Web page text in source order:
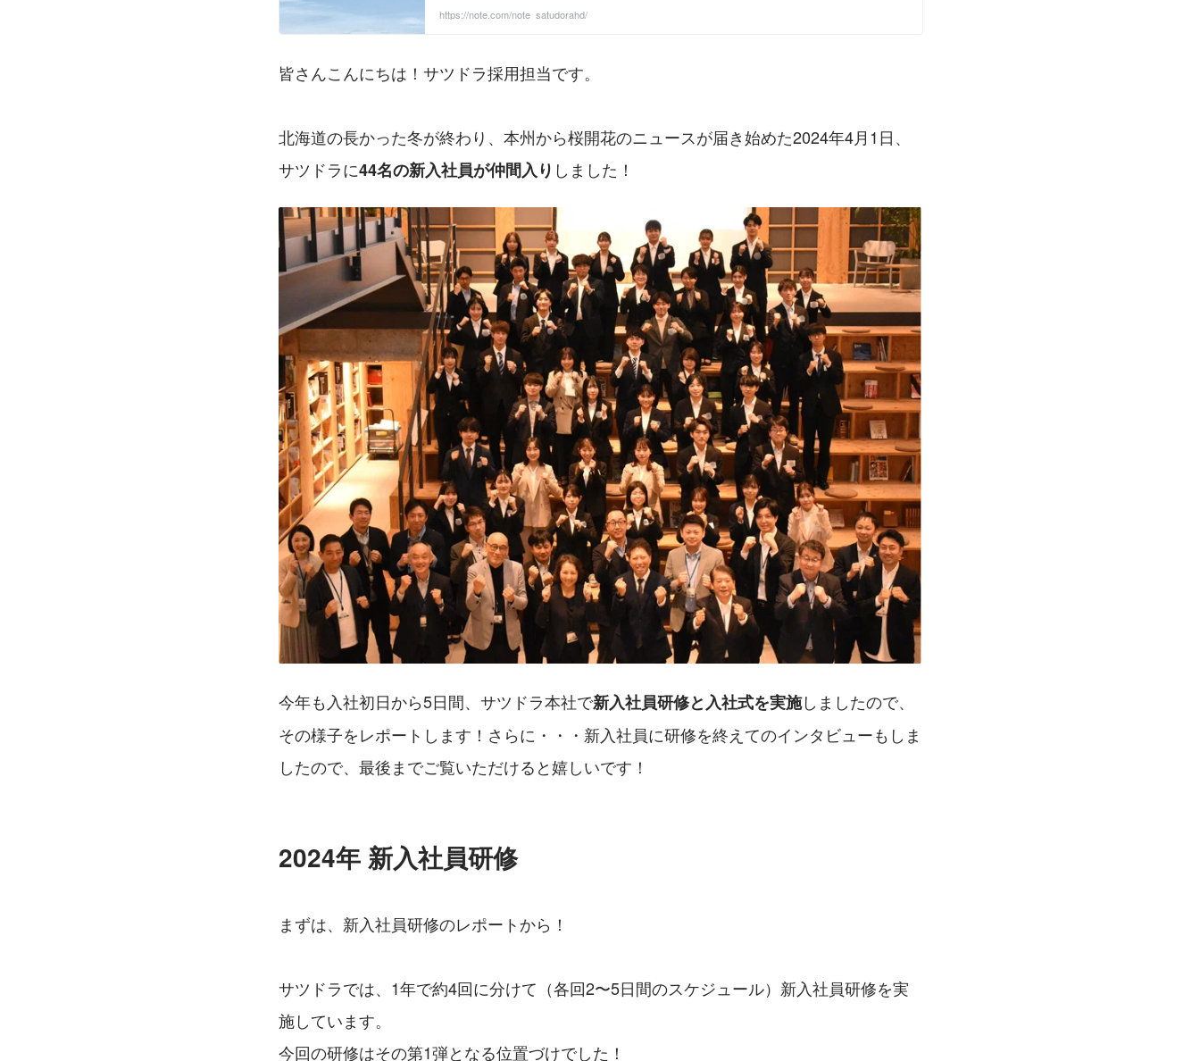
https://note.com/note_satudorahd/
皆さんこんにちは！サツドラ採用担当です。
北海道の長かった冬が終わり、本州から桜開花のニュースが届き始めた2024年4月1日、
サツドラに44名の新入社員が仲間入り しました！
今年も入社初日から5日間、サツドラ本社で新入社員研修と入社式を実施しましたので、
その様子をレポートします！さらに・・・新入社員に研修を終えてのインタビューもしま
したので、最後までご覧いただけると嬉しいです！
2024年 新入社員研修
まずは、新入社員研修のレポートから！
サツドラでは、1年で約4回に分けて（各回2〜5日間のスケジュール）新入社員研修を実
施しています。
今回の研修はその第1弾となる位置づけでした！